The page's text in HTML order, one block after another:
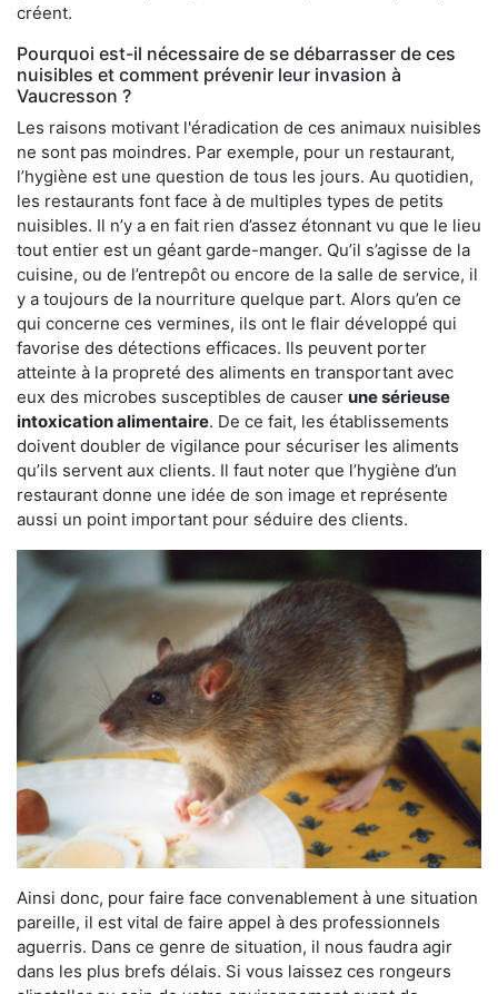
créent.
Pourquoi est-il nécessaire de se débarrasser de ces
nuisibles et comment prévenir leur invasion à
Vaucresson ?
Les raisons motivant l'éradication de ces animaux nuisibles
ne sont pas moindres. Par exemple, pour un restaurant,
l’hygiène est une question de tous les jours. Au quotidien,
les restaurants font face à de multiples types de petits
nuisibles. Il n’y a en fait rien d’assez étonnant vu que le lieu
tout entier est un géant garde-manger. Qu’il s’agisse de la
cuisine, ou de l’entrepôt ou encore de la salle de service, il
y a toujours de la nourriture quelque part. Alors qu’en ce
qui concerne ces vermines, ils ont le flair développé qui
favorise des détections efficaces. Ils peuvent porter
atteinte à la propreté des aliments en transportant avec
eux des microbes susceptibles de causer une sérieuse
intoxication alimentaire. De ce fait, les établissements
doivent doubler de vigilance pour sécuriser les aliments
qu’ils servent aux clients. Il faut noter que l’hygiène d’un
restaurant donne une idée de son image et représente
aussi un point important pour séduire des clients.
Ainsi donc, pour faire face convenablement à une situation
pareille, il est vital de faire appel à des professionnels
aguerris. Dans ce genre de situation, il nous faudra agir
dans les plus brefs délais. Si vous laissez ces rongeurs